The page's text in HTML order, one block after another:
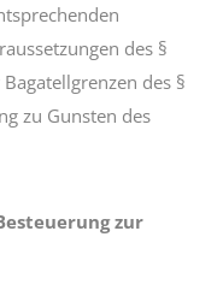
des §
des §
zu Gunsten des
zur